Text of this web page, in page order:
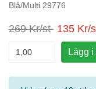
Blå/Multi 29776
269 Kr/st 135 Kr/
Lägg